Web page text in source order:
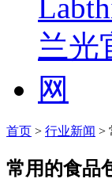
首页 > 行业新闻 >
常用的食品